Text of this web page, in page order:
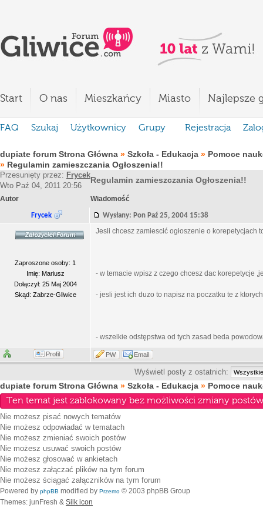
Start O nas Mieszkańcy Miasto Najlepsze
FAQ Szukaj Użytkownicy Grupy Rejestracja
dupiate forum Strona Główna » Szkoła - Edukacja » Pomoce
» Regulamin zamieszczania Ogłoszenia!!
Przesunięty przez: Frycek
Wto Paź 04, 2011 20:56
Regulamin zamieszczania Ogłoszenia!!
Autor Wiadomość
Frycek Wysłany: Pon Paź 25, 2004 15:38
Zaproszone osoby: 1
Imię: Mariusz
Dołączył: 25 Maj 2004
Skąd: Zabrze-Gliwice
Jesli chcesz zamiescić ogłoszenie o korepetycjach
- w temacie wpisz z czego chcesz dac korepetycje
- jesli jest ich duzo to napisz na poczatku te z
- wszelkie odstępstwa od tych zasad beda
Profil PW Email
Wyświetl posty z ostatnich:
dupiate forum Strona Główna » Szkoła - Edukacja » Pomoce
Ten temat jest zablokowany bez możliwości zmiany
Nie możesz pisać nowych tematów
Nie możesz odpowiadać w tematach
Nie możesz zmieniać swoich postów
Nie możesz usuwać swoich postów
Nie możesz głosować w ankietach
Nie możesz załączać plików na tym forum
Nie możesz ściągać załączników na tym forum
Powered by phpBB modified by Przemo © 2003 phpBB Group
Themes: junFresh & Silk icon